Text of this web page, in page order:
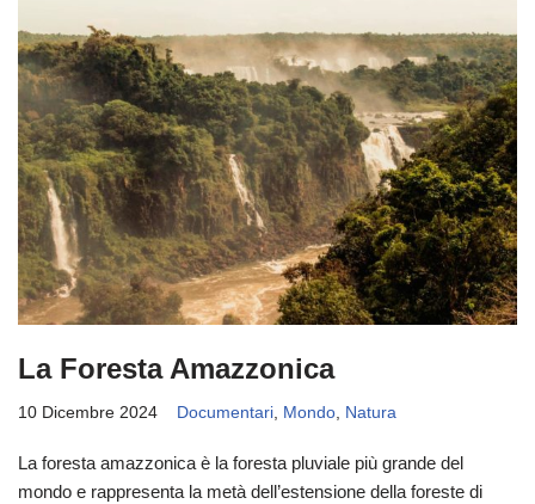
La Foresta Amazzonica
10 Dicembre 2024 Documentari, Mondo, Natura
La foresta amazzonica è la foresta pluviale più grande del
mondo e rappresenta la metà dell’estensione della foreste di